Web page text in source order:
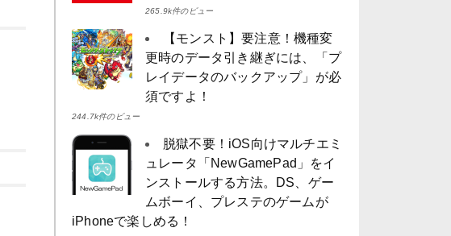
265.9k件のビュー
【モンスト】要注意！機種変
更時のデータ引き継ぎには、「プ
レイデータのバックアップ」が必
須ですよ！
244.7k件のビュー
脱獄不要！iOS向けマルチエミ
ュレータ「NewGamePad」をイ
ンストールする方法。DS、ゲー
ムボーイ、プレステのゲームが
iPhoneで楽しめる！